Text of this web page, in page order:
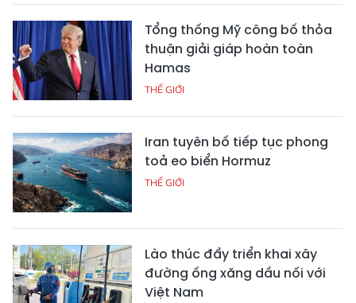
Tổng thống Mỹ công bố thỏa
thuận giải giáp hoàn toàn
Hamas
THẾ GIỚI
Iran tuyên bố tiếp tục phong
toả eo biển Hormuz
THẾ GIỚI
Lào thúc đẩy triển khai xây
đường ống xăng dầu nối với
Việt Nam